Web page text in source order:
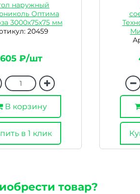
наружный
Оптима
3000х75х75 мм
20459
605 ₽/шт
В корзину
в 1 клик
товар?